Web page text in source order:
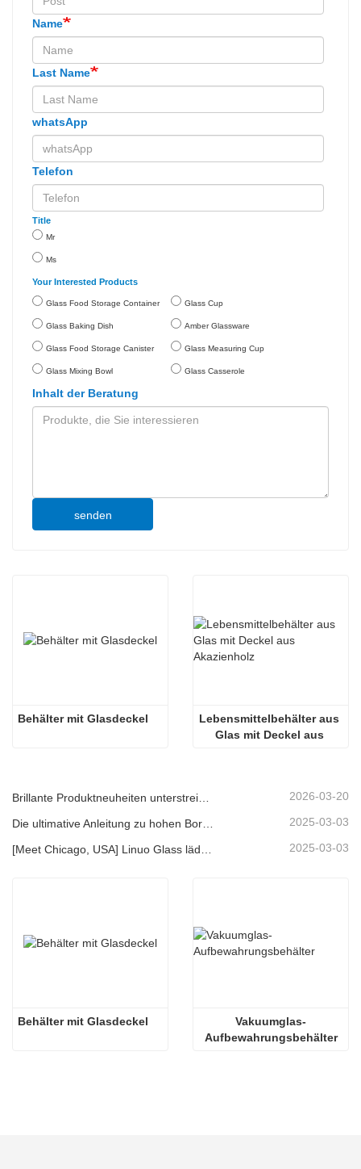
Name
Last Name
whatsApp
Telefon
Title
Mr
Ms
Your Interested Products
Glass Food Storage Container
Glass Baking Dish
Glass Food Storage Canister
Glass Mixing Bowl
Glass Cup
Amber Glassware
Glass Measuring Cup
Glass Casserole
Inhalt der Beratung
senden
Behälter mit Glasdeckel
Lebensmittelbehälter aus
Glas mit Deckel aus
2026-03-20
2025-03-03
[Meet Chicago, USA] Linuo Glass lädt Sie ein, sich in Chicago inspirierte Heimshow zu versammeln! 2025-03-03
Behälter mit Glasdeckel
Vakuumglas-
Aufbewahrungsbehälter